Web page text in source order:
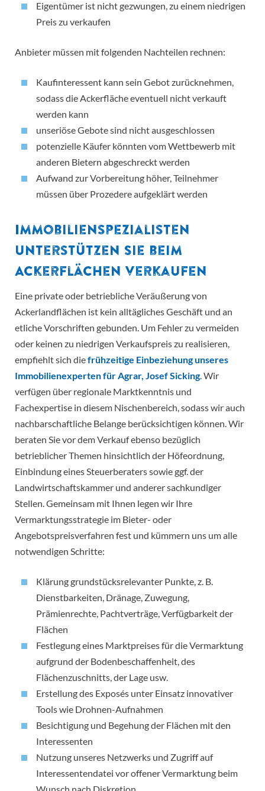
Eigentümer ist nicht gezwungen, zu einem niedrigen
Preis zu verkaufen
Anbieter müssen mit folgenden Nachteilen rechnen:
Kaufinteressent kann sein Gebot zurücknehmen,
sodass die Ackerfläche eventuell nicht verkauft
werden kann
unseriöse Gebote sind nicht ausgeschlossen
potenzielle Käufer könnten vom Wettbewerb mit
anderen Bietern abgeschreckt werden
Aufwand zur Vorbereitung höher, Teilnehmer
müssen über Prozedere aufgeklärt werden
Immobilienspezialisten
unterstützen Sie beim
Ackerflächen verkaufen
Eine private oder betriebliche Veräußerung von
Ackerlandflächen ist kein alltägliches Geschäft und an
etliche Vorschriften gebunden. Um Fehler zu vermeiden
oder keinen zu niedrigen Verkaufspreis zu realisieren,
empfiehlt sich diefrühzeitige Einbeziehung unseres
Immobilienexperten für Agrar, Josef Sicking. Wir
verfügen über regionale Marktkenntnis und
Fachexpertise in diesem Nischenbereich, sodass wir auch
nachbarschaftliche Belange berücksichtigen können. Wir
beraten Sie vor dem Verkauf ebenso bezüglich
betrieblicher Themen hinsichtlich der Höfeordnung,
Einbindung eines Steuerberaters sowie ggf. der
Landwirtschaftskammer und anderer sachkundiger
Stellen. Gemeinsam mit Ihnen legen wir Ihre
Vermarktungsstrategie im Bieter- oder
Angebotspreisverfahren fest und kümmern uns um alle
notwendigen Schritte:
Klärung grundstücksrelevanter Punkte, z. B.
Dienstbarkeiten, Dränage, Zuwegung,
Prämienrechte, Pachtverträge, Verfügbarkeit der
Flächen
Festlegung eines Marktpreises für die Vermarktung
aufgrund der Bodenbeschaffenheit, des
Flächenzuschnitts, der Lage usw.
Erstellung des Exposés unter Einsatz innovativer
Tools wie Drohnen-Aufnahmen
Besichtigung und Begehung der Flächen mit den
Interessenten
Nutzung unseres Netzwerks und Zugriff auf
Interessentendatei vor offener Vermarktung beim